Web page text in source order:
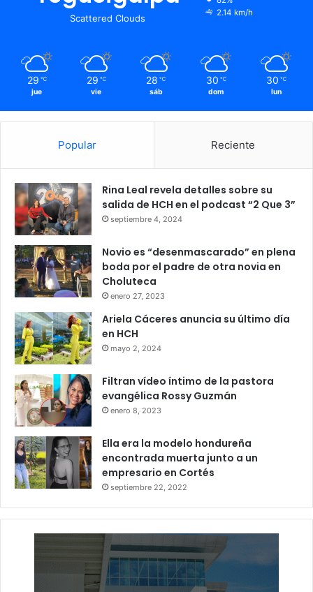
Scattered Clouds
2.14 km/h
29 ℃
jue
29 ℃
vie
28 ℃
sáb
30 ℃
dom
30 ℃
lun
Popular Reciente
Rina Leal revela detalles sobre su
salida de HCH en el podcast “2 Que 3”
septiembre 4, 2024
Novio es “desenmascarado” en plena
boda por el padre de otra novia en
Choluteca
enero 27, 2023
Ariela Cáceres anuncia su último día
en HCH
mayo 2, 2024
Filtran vídeo íntimo de la pastora
evangélica Rossy Guzmán
enero 8, 2023
Ella era la modelo hondureña
encontrada muerta junto a un
empresario en Cortés
septiembre 22, 2022